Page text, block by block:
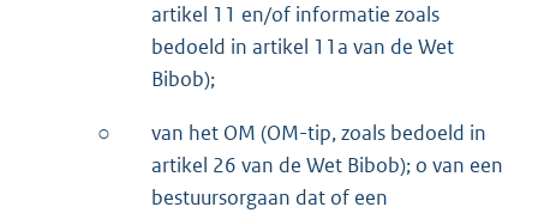
artikel 11 en/of informatie zoals
bedoeld in artikel 11a van de Wet
Bibob);
○
van het OM (OM-tip, zoals bedoeld in
artikel 26 van de Wet Bibob); o van een
bestuursorgaan dat of een